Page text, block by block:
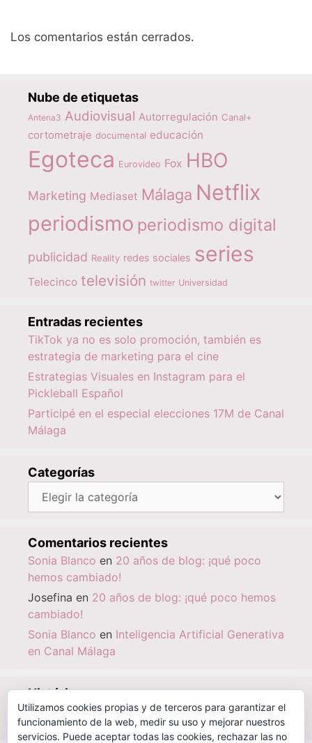
Los comentarios están cerrados.
Nube de etiquetas
Antena3 Audiovisual Autorregulación Canal+
cortometraje documental educación
Egoteca Eurovideo Fox HBO
Marketing Mediaset Málaga Netflix
periodismo periodismo digital
publicidad Reality redes sociales series
Telecinco televisión twitter Universidad
Entradas recientes
TikTok ya no es solo promoción, también es
estrategia de marketing para el cine
Estrategias Visuales en Instagram para el
Pickleball Español
Participé en el especial elecciones 17M de Canal
Málaga
Categorías
Categorías
Comentarios recientes
Sonia Blanco en 20 años de blog: ¡qué poco
hemos cambiado!
Josefina en 20 años de blog: ¡qué poco hemos
cambiado!
Sonia Blanco en Inteligencia Artificial Generativa
en Canal Málaga
Histórico
Histórico
Utilizamos cookies propias y de terceros para garantizar el
funcionamiento de la web, medir su uso y mejorar nuestros
servicios. Puede aceptar todas las cookies, rechazar las no